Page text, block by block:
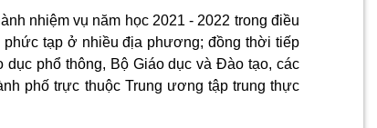
nhiệm vụ năm học 2021 - 2022 trong điều
phức tạp ở nhiều địa phương; đồng thời tiếp
phổ thông, Bộ Giáo dục và Đào tạo, các
phố trực thuộc Trung ương tập trung thực